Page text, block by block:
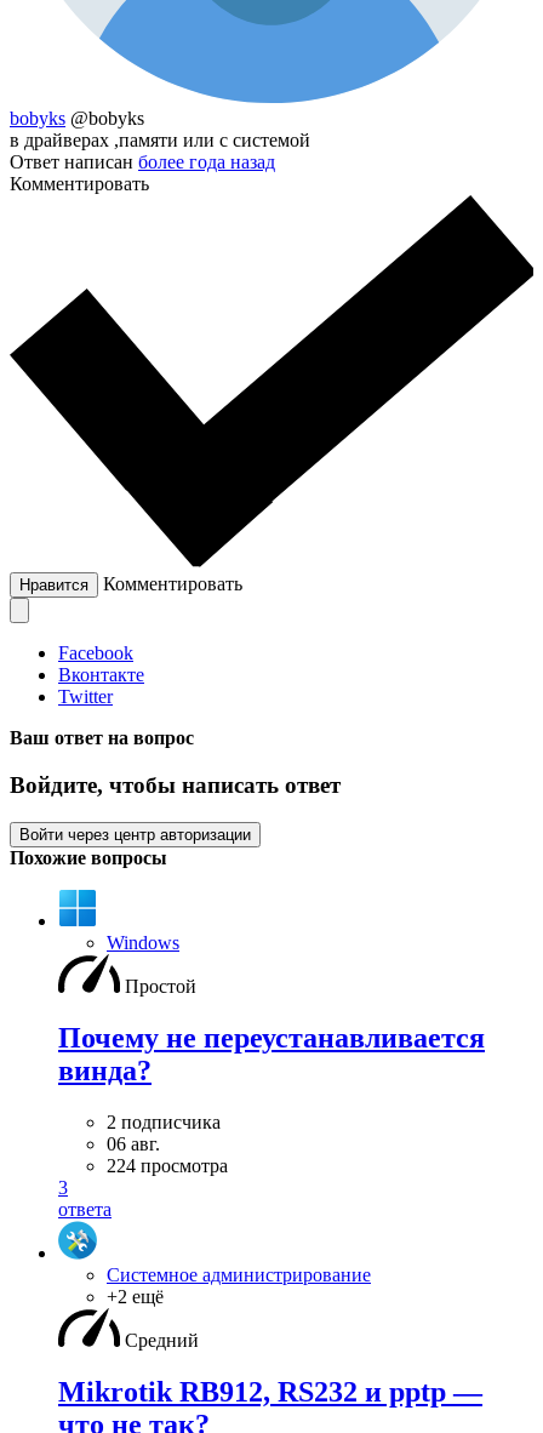
bobyks @bobyks
в драйверах ,памяти или с системой
Ответ написан более года назад
Комментировать
Нравится Комментировать
Facebook
Вконтакте
Twitter
Ваш ответ на вопрос
Войдите, чтобы написать ответ
Войти через центр авторизации
Похожие вопросы
Windows
Простой
Почему не переустанавливается
винда?
2 подписчика
06 авг.
224 просмотра
3
ответа
Системное администрирование
+2 ещё
Средний
Mikrotik RB912, RS232 и pptp —
что не так?